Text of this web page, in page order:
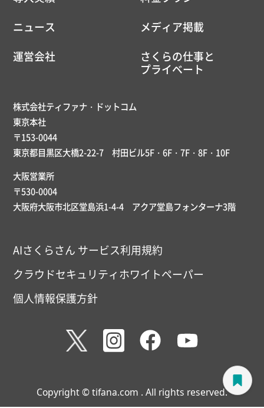
ニュース
メディア掲載
運営会社
さくらの仕事と
プライベート
株式会社ティファナ・ドットコム
東京本社
〒153-0044
東京都目黒区大橋2-22-7 村田ビル5F・6F・7F・8F・10F
大阪営業所
〒530-0004
大阪府大阪市北区堂島浜1-4-4 アクア堂島フォンターナ3階
AIさくらさん サービス利用規約
クラウドセキュリティホワイトペーパー
個人情報保護方針
Copyright © tifana.com . All rights reserved.